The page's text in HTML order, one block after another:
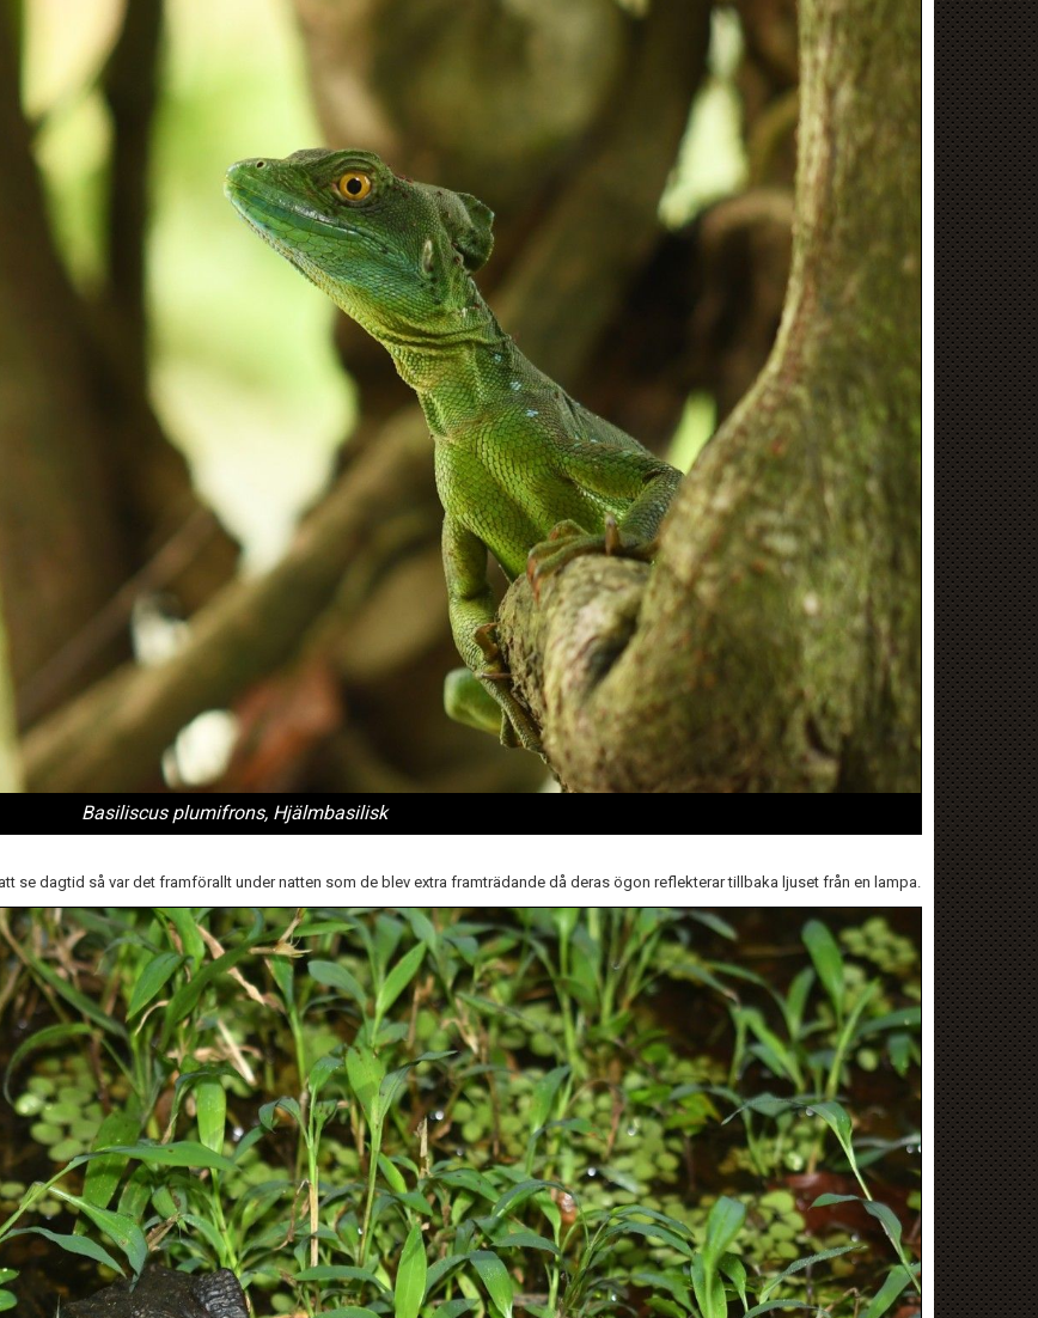
Basiliscus plumifrons, Hjälmbasilisk
se dagtid så var det framförallt under natten som de blev extra framträdande då deras ögon reflekterar tillbaka ljuset från en lampa.